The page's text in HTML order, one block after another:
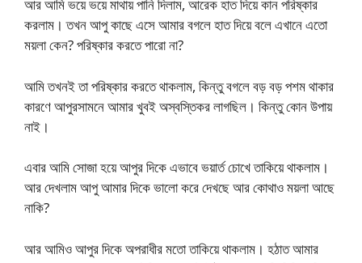
আর আমি ভয়ে ভয়ে মাথায় পানি দিলাম, আরেক হাত দিয়ে কান পরিষ্কার
করলাম। তখন আপু কাছে এসে আমার বগলে হাত দিয়ে বলে এখানে এতো
ময়লা কেন? পরিষ্কার করতে পারো না?
আমি তখনই তা পরিষ্কার করতে থাকলাম, কিন্তু বগলে বড় বড় পশম থাকার
কারণে আপুরসামনে আমার খুবই অস্বস্তিকর লাগছিল। কিন্তু কোন উপায়
নাই।
এবার আমি সোজা হয়ে আপুর দিকে এভাবে ভয়ার্ত চোখে তাকিয়ে থাকলাম।
আর দেখলাম আপু আমার দিকে ভালো করে দেখছে আর কোথাও ময়লা আছে
নাকি?
আর আমিও আপুর দিকে অপরাধীর মতো তাকিয়ে থাকলাম। হঠাত আমার